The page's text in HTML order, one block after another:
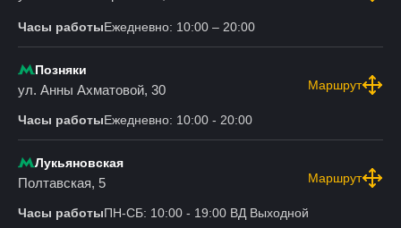
Часы работыЕжедневно: 10:00 – 20:00
Позняки
ул. Анны Ахматовой, 30 Маршрут
Часы работыЕжедневно: 10:00 - 20:00
Лукьяновская
Полтавская, 5 Маршрут
Часы работыПН-СБ: 10:00 - 19:00 ВД Выходной